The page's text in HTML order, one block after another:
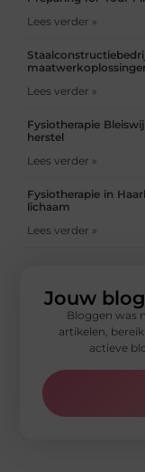
Lees verder »
Lees verder »
Fysiotherapie
herstel
Lees verder »
Fysiotherapie in
lichaam
Lees verder »
Jouw
Bloggen was
artikelen,
actieve